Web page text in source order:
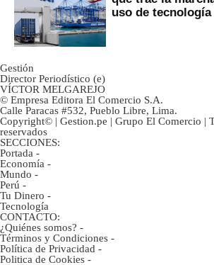
uso de tecnología
Gestión
Director Periodístico (e)
VÍCTOR MELGAREJO
© Empresa Editora El Comercio S.A.
Calle Paracas #532, Pueblo Libre, Lima.
Copyright© | Gestion.pe | Grupo El Comercio |
reservados
SECCIONES:
Portada -
Economía -
Mundo -
Perú -
Tu Dinero -
Tecnología
CONTACTO:
¿Quiénes somos? -
Términos y Condiciones -
Política de Privacidad -
Politica de Cookies -